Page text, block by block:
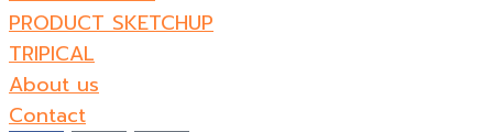
PRODUCT SKETCHUP
TRIPICAL
About us
Contact